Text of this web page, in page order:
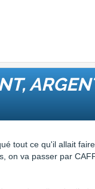
tout ce qu'il allait
on va passer par